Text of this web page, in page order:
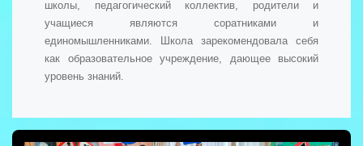
школы, педагогический коллектив, родители и
учащиеся являются соратниками и
единомышленниками. Школа зарекомендовала себя
как образовательное учреждение, дающее высокий
уровень знаний.